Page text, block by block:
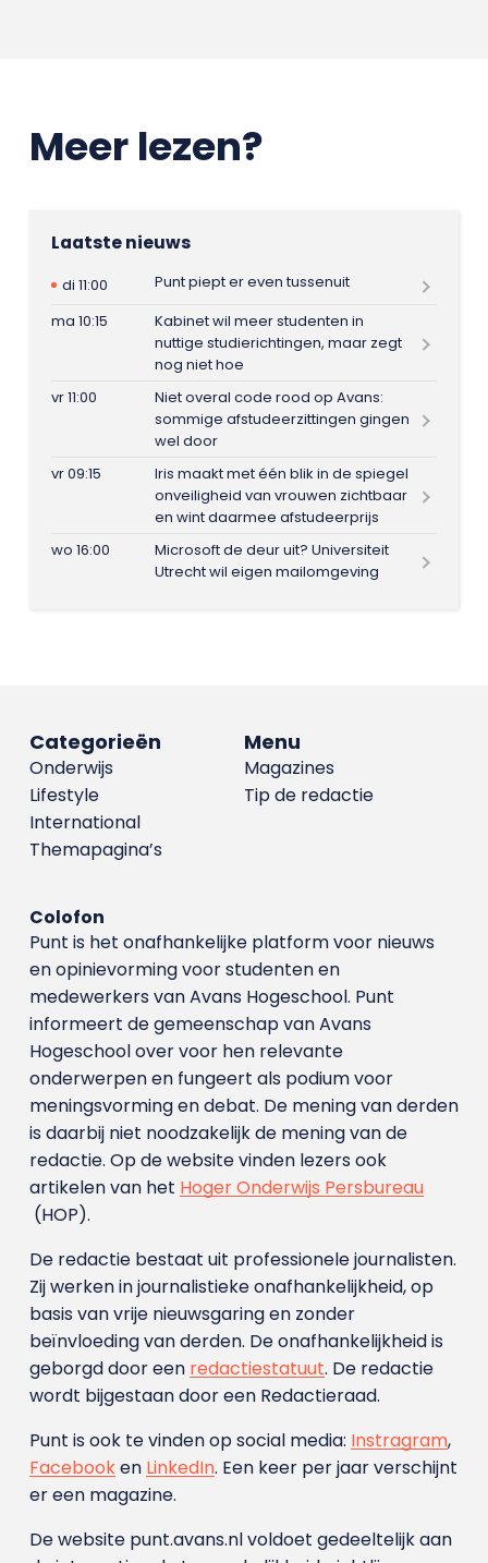
Meer lezen?
Laatste nieuws
di 11:00
Punt piept er even tussenuit
ma 10:15
Kabinet wil meer studenten in
nuttige studierichtingen, maar zegt
nog niet hoe
vr 11:00
Niet overal code rood op Avans:
sommige afstudeerzittingen gingen
wel door
vr 09:15
Iris maakt met één blik in de spiegel
onveiligheid van vrouwen zichtbaar
en wint daarmee afstudeerprijs
wo 16:00
Microsoft de deur uit? Universiteit
Utrecht wil eigen mailomgeving
Menu
Magazines
Tip de redactie
Categorieën
Onderwijs
Lifestyle
International
Themapagina’s
Colofon
Punt is het onafhankelijke platform voor nieuws
en opinievorming voor studenten en
medewerkers van Avans Hoge­school. Punt
informeert de gemeenschap van Avans
Hogeschool over voor hen relevante
onderwerpen en fungeert als podium voor
meningsvorming en debat. De mening van derden
is daarbij niet noodzakelijk de mening van de
redactie. Op de website vinden lezers ook
artikelen van het Hoger Onderwijs Persbureau
(HOP).
De redactie bestaat uit professionele journalisten.
Zij werken in journalistieke onafhankelijkheid, op
basis van vrije nieuwsgaring en zonder
beïnvloeding van derden. De onafhankelijkheid is
geborgd door een redactiestatuut. De redactie
wordt bijgestaan door een Redactieraad.
Punt is ook te vinden op social media: Instragram,
Facebooken LinkedIn. Een keer per jaar verschijnt
er een magazine.
De website punt.avans.nl voldoet gedeeltelijk aan